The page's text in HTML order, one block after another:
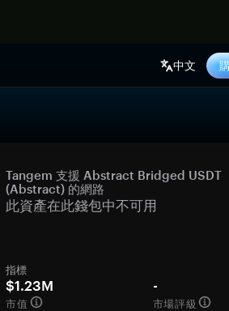
中文
Tangem 支援 Abstract Bridged USDT
(Abstract) 的網路
此資產在此錢包中不可用
指標
$1.23M
市值
-
市場評級